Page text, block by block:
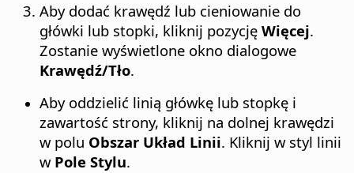
Aby dodać krawędź lub cieniowanie do
główki lub stopki, kliknij pozycję Więcej.
Zostanie wyświetlone okno dialogowe
Krawędź/Tło.
Aby oddzielić linią główkę lub stopkę i
zawartość strony, kliknij na dolnej krawędzi
w polu Obszar Układ Linii. Kliknij w styl linii
w Pole Stylu.